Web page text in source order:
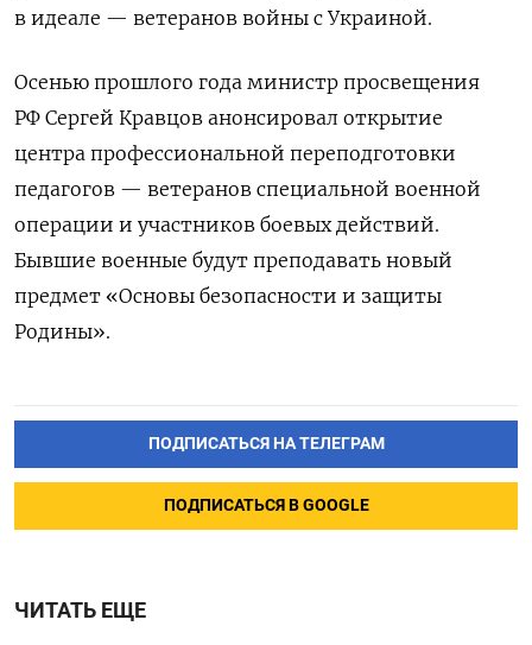
в идеале — ветеранов войны с Украиной.
Осенью прошлого года министр просвещения
РФ Сергей Кравцов анонсировал открытие
центра профессиональной переподготовки
педагогов — ветеранов специальной военной
операции и участников боевых действий.
Бывшие военные будут преподавать новый
предмет «Основы безопасности и защиты
Родины».
ПОДПИСАТЬСЯ НА ТЕЛЕГРАМ
ПОДПИСАТЬСЯ В GOOGLE
ЧИТАТЬ ЕЩЕ